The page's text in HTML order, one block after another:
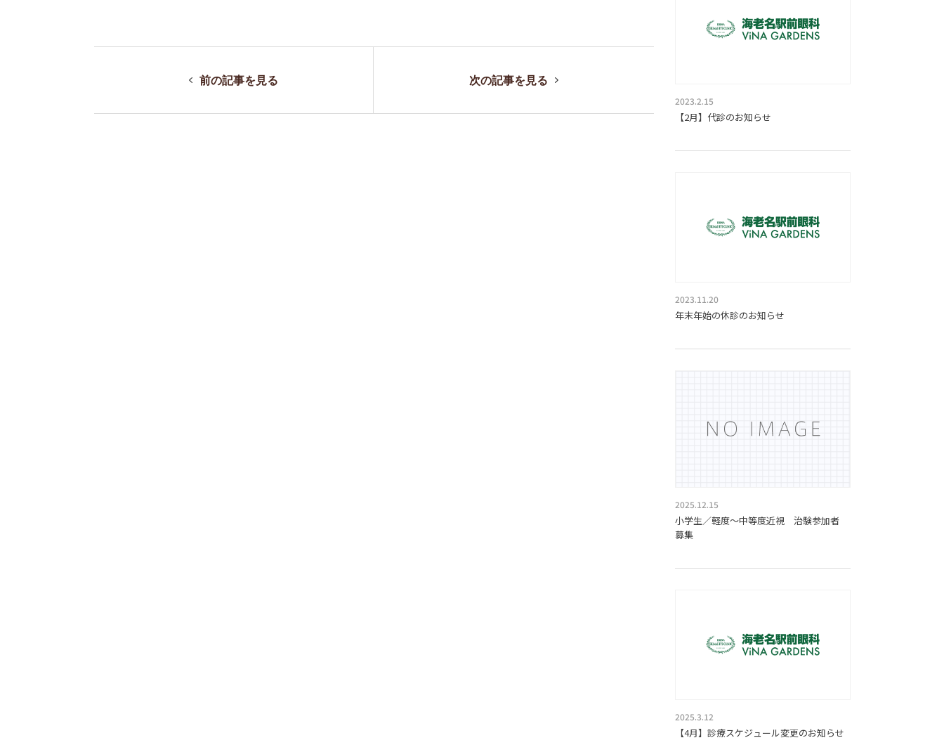
前の記事を見る 次の記事を見る
2023.2.15
【2月】代診のお知らせ
2023.11.20
年末年始の休診のお知らせ
2025.12.15
小学生／軽度～中等度近視 治験参加者
募集
2025.3.12
【4月】診療スケジュール変更のお知らせ